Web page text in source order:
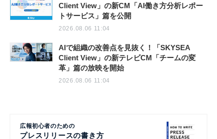
Client View」の新CM「AI働き方分析レポー
トサービス」篇を公開
2026.08.06 11:04
AIで組織の改善点を見抜く！「SKYSEA
Client View」の新テレビCM「チームの変
革」篇の放映を開始
2026.08.06 11:04
広報初心者のための
プレスリリースの書き方